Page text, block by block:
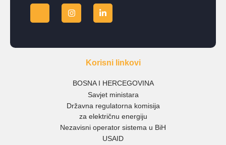
Korisni linkovi
BOSNA I HERCEGOVINA
Savjet ministara
Državna regulatorna komisija
za električnu energiju
Nezavisni operator sistema u BiH
USAID